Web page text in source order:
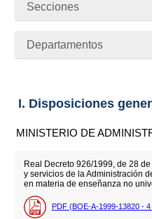
Secciones
Departamentos
I. Disposiciones
MINISTERIO DE
Real Decreto 926/1999, de 28
y servicios de la Administración
en materia de enseñanza no
PDF (BOE-A-1999-13820 - 4